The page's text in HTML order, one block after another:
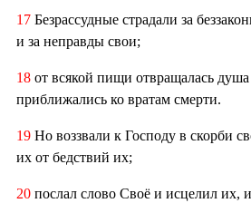
17 Безрассудные страдали за
и за неправды свои;
18 от всякой пищи отвращалась
приближались ко вратам смерти.
19 Но воззвали к Господу в скорби
их от бедствий их;
20 послал слово Своё и исцелил их,